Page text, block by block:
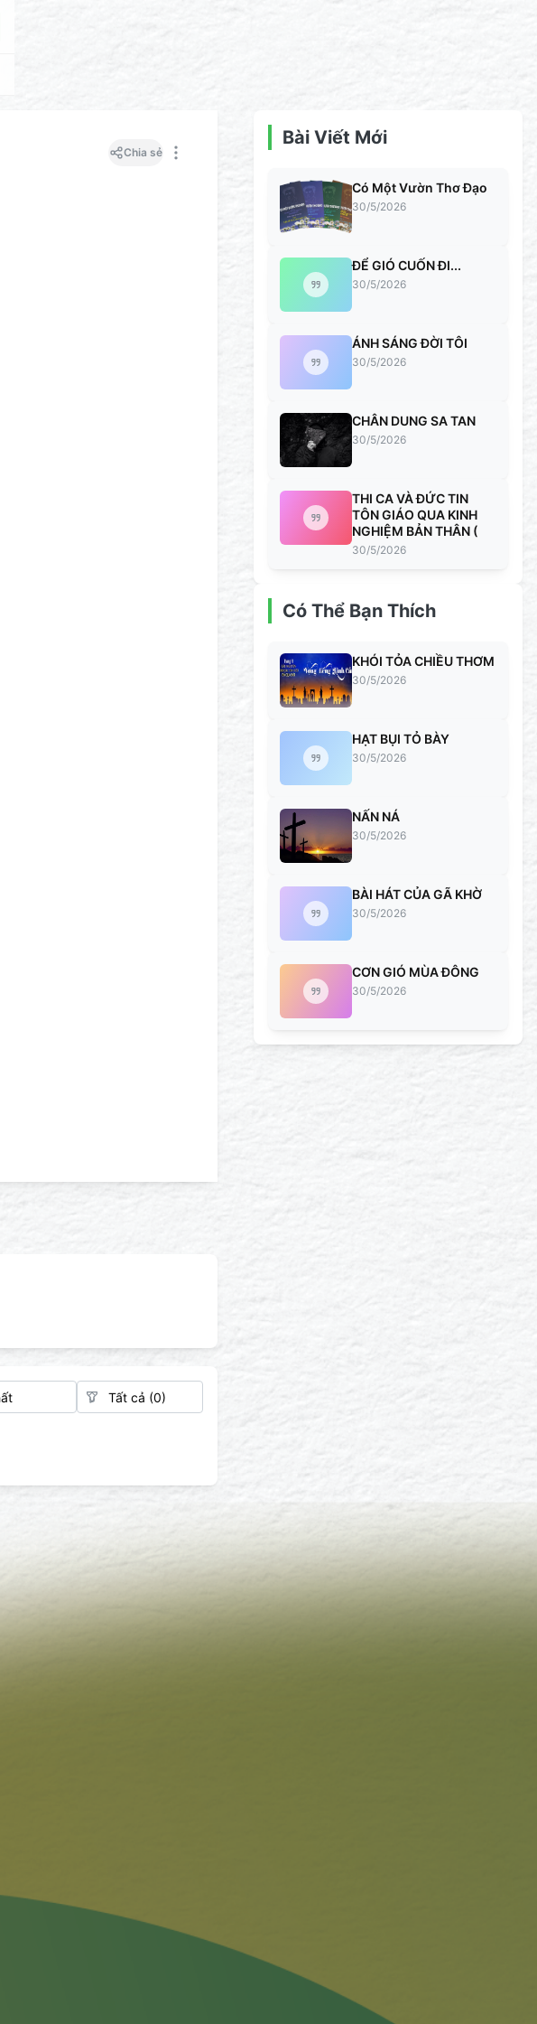
Chia sẻ
Bài Viết Mới
Có Một Vườn Thơ Đạo
30/5/2026
ĐỂ GIÓ CUỐN ĐI...
30/5/2026
ÁNH SÁNG ĐỜI TÔI
30/5/2026
CHÂN DUNG SA TAN
30/5/2026
THI CA VÀ ĐỨC TIN
TÔN GIÁO QUA KINH
NGHIỆM BẢN THÂN (
30/5/2026
Có Thể Bạn Thích
KHÓI TỎA CHIỀU THƠM
30/5/2026
HẠT BỤI TỎ BÀY
30/5/2026
NẤN NÁ
30/5/2026
BÀI HÁT CỦA GÃ KHỜ
30/5/2026
CƠN GIÓ MÙA ĐÔNG
30/5/2026